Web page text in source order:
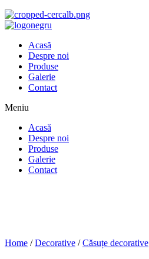
Acasă
Despre noi
Produse
Galerie
Contact
Meniu
Acasă
Despre noi
Produse
Galerie
Contact
Home /Decorative /Căsuțe decorative